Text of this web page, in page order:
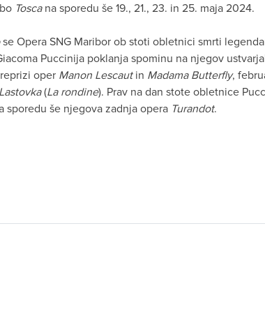
Toscana sporedu še 19., 21., 23. in 25. maja 2024.
se Opera SNG Maribor ob stoti obletnici smrti
Puccinija poklanja spominu na njegov
oper Manon Lescautin Madama Butterfly,
Lastovka(La rondine). Prav na dan stote obletnice
sporedu še njegova zadnja opera Turandot.